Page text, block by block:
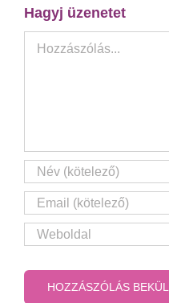
Hagyj üzenetet
Hozzászólás